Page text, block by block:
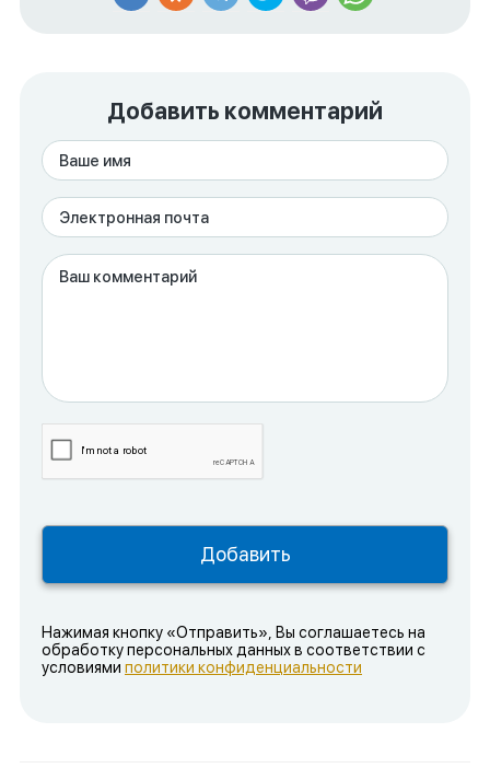
Добавить комментарий
Нажимая кнопку «Отправить», Вы соглашаетесь на
обработку персональных данных в соответствии с
условиями политики конфиденциальности